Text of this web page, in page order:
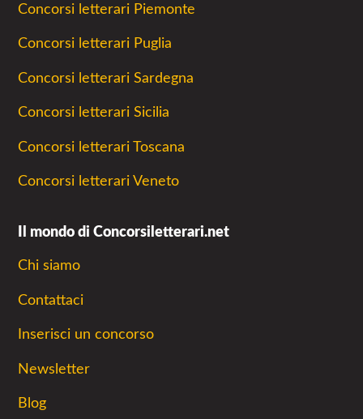
Concorsi letterari Piemonte
Concorsi letterari Puglia
Concorsi letterari Sardegna
Concorsi letterari Sicilia
Concorsi letterari Toscana
Concorsi letterari Veneto
Il mondo di Concorsiletterari.net
Chi siamo
Contattaci
Inserisci un concorso
Newsletter
Blog